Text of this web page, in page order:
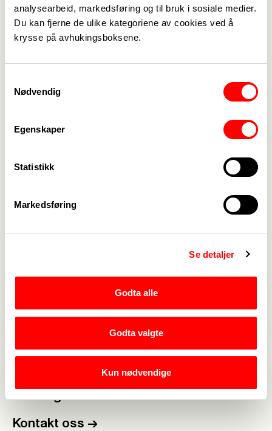
analysearbeid, markedsføring og til bruk i sosiale medier.
Du kan fjerne de ulike kategoriene av cookies ved å
krysse på avhukingsboksene.
Nødvendig
Egenskaper
Statistikk
Markedsføring
Se detaljer
Godta alle
Godta valgte
Kun nødvendige
09.05 Hovedapell AP v/kunnskapsminister Kari
Nessa Nordtun
09.15 Apell SV v/ Kathy Lie
09.22 Underholdning v/ Koret Rødstrupen
Etter Internationalen går vi til frokost.
11.00 Fagforbundet v/Marcus Oterholm
11.08 Utdanningsforbundet v/Britt Edvardsen
11.20 SV v/Kjersti Bakkestø Fjellstad
->
Lønn og tariff ->
Kontakt oss ->